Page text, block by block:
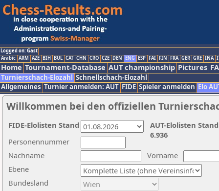
Logged on: Gast
Arabic ARM AZE BIH BUL CAT CHN CRO CZE DEN ENG ESP FAI FIN FRA GER GRE INA
Home Tournament-Database AUT championship Pictures
Turnierschach-Elozahl Schnellschach-Elozahl
Allgemeines Turnier anmelden: AUT FIDE Spieler anmelden Elo
Willkommen bei den offiziellen
Nachname
Vorname
Ebene
Personennummer
Bundesland
AUT-Elolisten
6.936
FIDE-Elolisten Stand